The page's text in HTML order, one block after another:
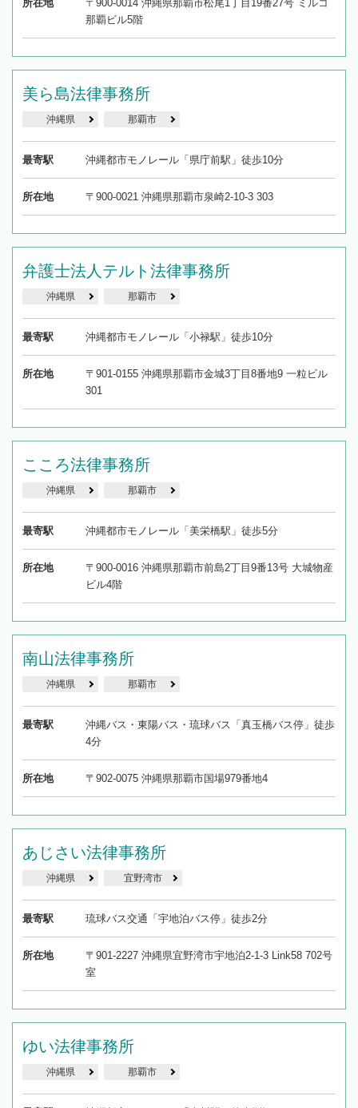
所在地
〒900-0014 沖縄県那覇市松尾1丁目19番27号 ミルコ
那覇ビル5階
美ら島法律事務所
沖縄県 那覇市
最寄駅 沖縄都市モノレール「県庁前駅」徒歩10分
所在地 〒900-0021 沖縄県那覇市泉崎2-10-3 303
弁護士法人テルト法律事務所
沖縄県 那覇市
最寄駅 沖縄都市モノレール「小禄駅」徒歩10分
所在地
〒901-0155 沖縄県那覇市金城3丁目8番地9 一粒ビル
301
こころ法律事務所
沖縄県 那覇市
最寄駅 沖縄都市モノレール「美栄橋駅」徒歩5分
所在地
〒900-0016 沖縄県那覇市前島2丁目9番13号 大城物産
ビル4階
南山法律事務所
沖縄県 那覇市
最寄駅
沖縄バス・東陽バス・琉球バス「真玉橋バス停」徒歩
4分
所在地 〒902-0075 沖縄県那覇市国場979番地4
あじさい法律事務所
沖縄県 宜野湾市
最寄駅 琉球バス交通「宇地泊バス停」徒歩2分
所在地
〒901-2227 沖縄県宜野湾市宇地泊2-1-3 Link58 702号
室
ゆい法律事務所
沖縄県 那覇市